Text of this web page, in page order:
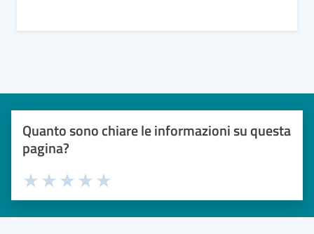
Quanto sono chiare le informazioni su questa
pagina?
Valuta 5 stelle su 5
Valuta 4 stelle su 5
Valuta 3 stelle su 5
Valuta 2 stelle su 5
Valuta 1 stelle su 5